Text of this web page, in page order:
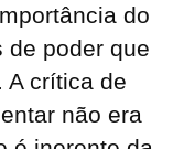
do
de poder que
A crítica de
não era